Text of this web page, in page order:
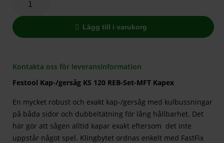
Lägg till i varukorg
Kontakta oss för leveransinformation
Festool Kap-/gersåg KS 120 REB-Set-MFT Kapex
En mycket robust och exakt kap-/gersåg med kulbussningar
på båda sidor och dubbeltätning för lång hållbarhet. Det
här gör att sågen alltid kapar exakt eftersom det inte
uppstår något spel. Klingbytet ordnas enkelt med FastFix